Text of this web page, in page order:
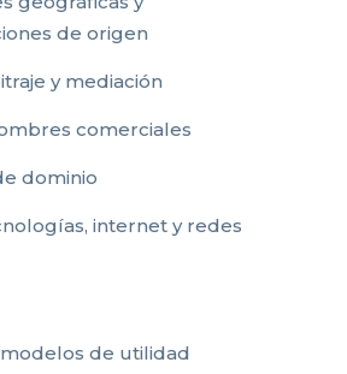
de origen
y mediación
comerciales
dominio
internet y redes
de utilidad